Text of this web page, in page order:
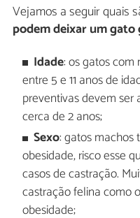
Vejamos a seguir quais
podem deixar um
Idade: os gatos
entre 5 e 11 anos de
preventivas devem
cerca de 2 anos;
Sexo: gatos machos
obesidade, risco esse
casos de castração.
castração felina como
obesidade;